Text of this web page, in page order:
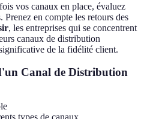
vos canaux en place, évaluez
en compte les retours des
, les entreprises qui se concentrent
canaux de distribution
de la fidélité client.
Canal de Distribution